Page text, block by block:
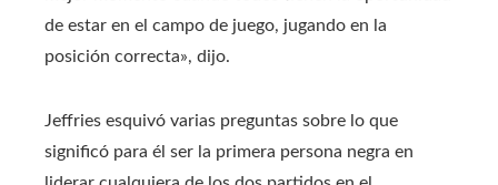
de estar en el campo de juego, jugando en la
posición correcta», dijo.
Jeffries esquivó varias preguntas sobre lo que
significó para él ser la primera persona negra en